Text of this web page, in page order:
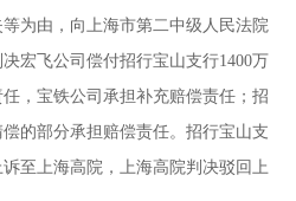
为由，向上海市第二中级人民法院
宏飞公司偿付招行宝山支行1400万
，宝铁公司承担补充赔偿责任；招
的部分承担赔偿责任。招行宝山支
至上海高院，上海高院判决驳回上